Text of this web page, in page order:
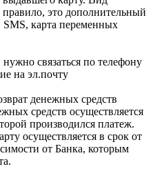
это дополнительный
SMS, карта переменных
связаться по телефону
на эл.почту
денежных средств
средств осуществляется
производился платеж.
осуществляется в срок от
от Банка, которым